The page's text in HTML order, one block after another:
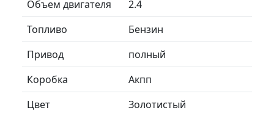
Объем двигателя
2.4
Топливо
Бензин
Привод
полный
Коробка
Акпп
Цвет
Золотистый